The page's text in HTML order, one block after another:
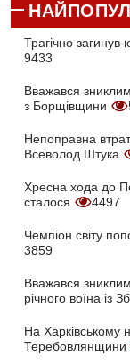
Трагічно
9433
Вважався
з Борщівщини
Непоправна
Всеволод Штука
Хресна хода до
сталося
4497
Чемпіон світу
3859
Вважався
річного воїна із
На Харківському
Теребовлянщини